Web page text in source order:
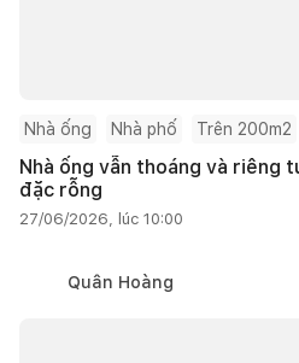
Nhà ống Nhà phố Trên 200m2
Nhà ống vẫn thoáng và riêng
đặc rỗng
27/06/2026, lúc 10:00
Quân Hoàng